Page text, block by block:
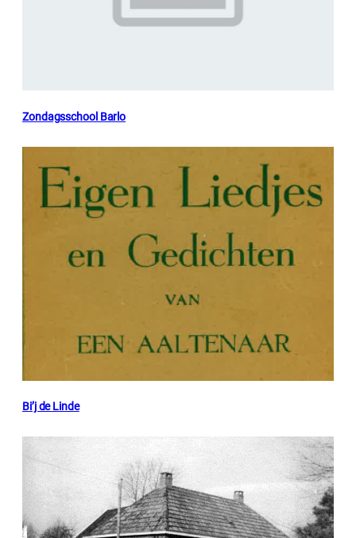
Zondagsschool Barlo
Bi’j de Linde